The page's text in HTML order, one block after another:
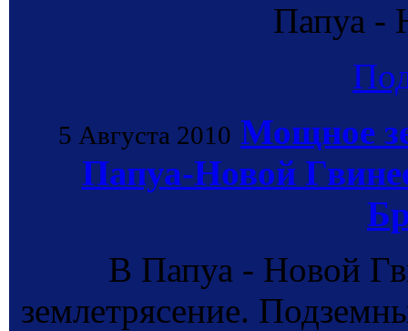
Папуа -
5 Августа 2010 Мощное
Папуа-Новой
В Папуа - Новой
землетрясение.